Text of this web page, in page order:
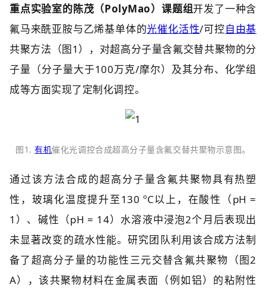
重点实验室的陈茂（PolyMao）课题组开发了一种含
氟马来酰亚胺与乙烯基单体的光催化活性/可控自由基
共聚方法（图1），对超高分子量含氟交替共聚物的分
子量（分子量大于100万克/摩尔）及其分布、化学组
成等方面实现了定制化调控。
图1.有机催化光调控合成超高分子量含氟交替共聚物示意图。
通过该方法合成的超高分子量含氟共聚物具有热塑
性，玻璃化温度提升至130 ºC以上，在酸性（pH =
1）、碱性（pH = 14）水溶液中浸泡2个月后表现出
未显著改变的疏水性能。研究团队利用该合成方法制
备了超高分子量的功能性三元交替含氟共聚物（图2
A），该共聚物材料在金属表面（例如铝）的粘附性